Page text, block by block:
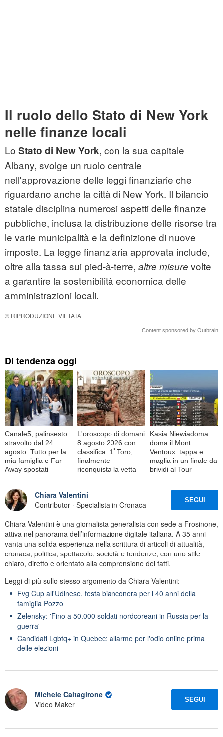
Il ruolo dello Stato di New York
nelle finanze locali
Lo Stato di New York, con la sua capitale
Albany, svolge un ruolo centrale
nell'approvazione delle leggi finanziarie che
riguardano anche la città di New York. Il bilancio
statale disciplina numerosi aspetti delle finanze
pubbliche, inclusa la distribuzione delle risorse tra
le varie municipalità e la definizione di nuove
imposte. La legge finanziaria approvata include,
oltre alla tassa sui pied-à-terre, altre misure volte
a garantire la sostenibilità economica delle
amministrazioni locali.
© RIPRODUZIONE VIETATA
Content sponsored by Outbrain
Di tendenza oggi
Canale5, palinsesto
stravolto dal 24
agosto: Tutto per la
mia famiglia e Far
Away spostati
L'oroscopo di domani
8 agosto 2026 con
classifica: 1ﾟToro,
finalmente
riconquista la vetta
Kasia Niewiadoma
doma il Mont
Ventoux: tappa e
maglia in un finale da
brividi al Tour
Chiara Valentini
Contributor · Specialista in Cronaca
SEGUI
Chiara Valentini è una giornalista generalista con sede a Frosinone,
attiva nel panorama dell’informazione digitale italiana. A 35 anni
vanta una solida esperienza nella scrittura di articoli di attualità,
cronaca, politica, spettacolo, società e tendenze, con uno stile
chiaro, diretto e orientato alla comprensione dei fatti.
Leggi di più sullo stesso argomento da Chiara Valentini:
Fvg Cup all'Udinese, festa bianconera per i 40 anni della
famiglia Pozzo
Zelensky: 'Fino a 50.000 soldati nordcoreani in Russia per la
guerra'
Candidati Lgbtq+ in Quebec: allarme per l'odio online prima
delle elezioni
Michele Caltagirone
Video Maker
SEGUI